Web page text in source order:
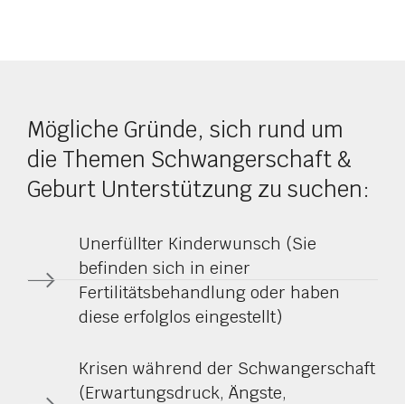
Mögliche Gründe, sich rund um
die Themen Schwangerschaft &
Geburt Unterstützung zu suchen:
Unerfüllter Kinderwunsch (Sie
befinden sich in einer
Fertilitätsbehandlung oder haben
diese erfolglos eingestellt)
Krisen während der Schwangerschaft
(Erwartungsdruck, Ängste,